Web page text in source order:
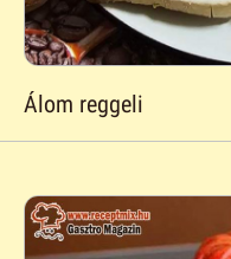
Álom reggeli